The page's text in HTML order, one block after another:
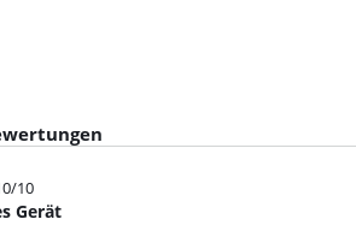
10.
/10
Gerät